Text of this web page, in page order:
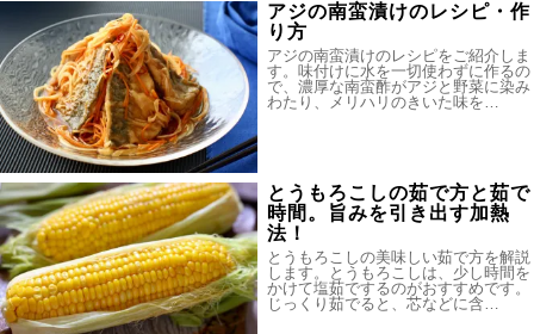
アジの南蛮漬けのレシピ・作
り方
アジの南蛮漬けのレシピをご紹介しま
す。味付けに水を一切使わずに作るの
で、濃厚な南蛮酢がアジと野菜に染み
わたり、メリハリのきいた味を…
とうもろこしの茹で方と茹で
時間。旨みを引き出す加熱
法！
とうもろこしの美味しい茹で方を解説
します。とうもろこしは、少し時間を
かけて塩茹でするのがおすすめです。
じっくり茹でると、芯などに含…